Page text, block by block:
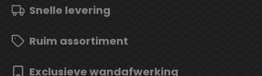
Snelle levering
Ruim assortiment
Exclusieve wandafwerking